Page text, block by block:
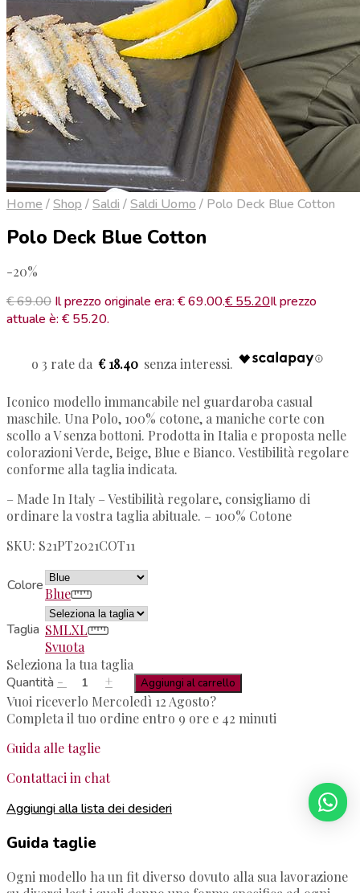
Home /Shop /Saldi /Saldi Uomo / Polo Deck Blue Cotton
Polo Deck Blue Cotton
-20%
€69.00 Il prezzo originale era: € 69.00.€55.20Il prezzo
attuale è: € 55.20.
€ 18.40
Iconico modello immancabile nel guardaroba casual
maschile. Una Polo, 100% cotone, a maniche corte con
scollo a V senza bottoni. Prodotta in Italia e proposta nelle
colorazioni Verde, Beige, Blue e Bianco. Vestibilità regolare
conforme alla taglia indicata.
– Made In Italy – Vestibilità regolare, consigliamo di
ordinare la vostra taglia abituale. – 100% Cotone
SKU: S21PT2021COT11
ColoreBlue
Taglia SMLXL
Svuota
Seleziona la tua taglia
Quantità - + Aggiungi al carrello
Vuoi riceverlo Mercoledì 12 Agosto?
Completa il tuo ordine entro 9 ore e 42 minuti
Guida alle taglie
Contattaci in chat
Aggiungi alla lista dei desideri
Guida taglie
Ogni modello ha un fit diverso dovuto alla sua lavorazione